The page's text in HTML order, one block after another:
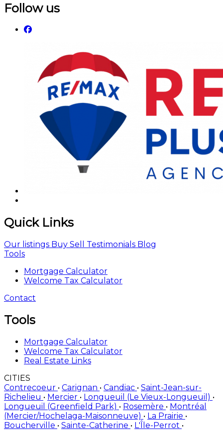
Follow us
Quick Links
Our listings Buy Sell Testimonials Blog
Tools
Mortgage Calculator
Welcome Tax Calculator
Contact
Tools
Mortgage Calculator
Welcome Tax Calculator
Real Estate Links
CITIES
Contrecoeur • Carignan • Candiac • Saint-Jean-sur-
Richelieu • Mercier • Longueuil (Le Vieux-Longueuil) •
Longueuil (Greenfield Park) • Rosemère • Montréal
(Mercier/Hochelaga-Maisonneuve) • La Prairie •
Boucherville • Sainte-Catherine • L'Île-Perrot •